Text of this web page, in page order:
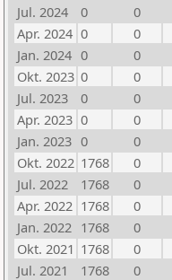
Jul. 2024
0 0
Apr. 2024 0 0
Jan. 2024 0 0
Okt. 2023 0 0
Jul. 2023
0 0
Apr. 2023 0 0
Jan. 2023 0 0
Okt. 2022 1768 0
Jul. 2022
1768 0
Apr. 2022 1768 0
Jan. 2022 1768 0
Okt. 2021 1768 0
Jul. 2021
1768 0